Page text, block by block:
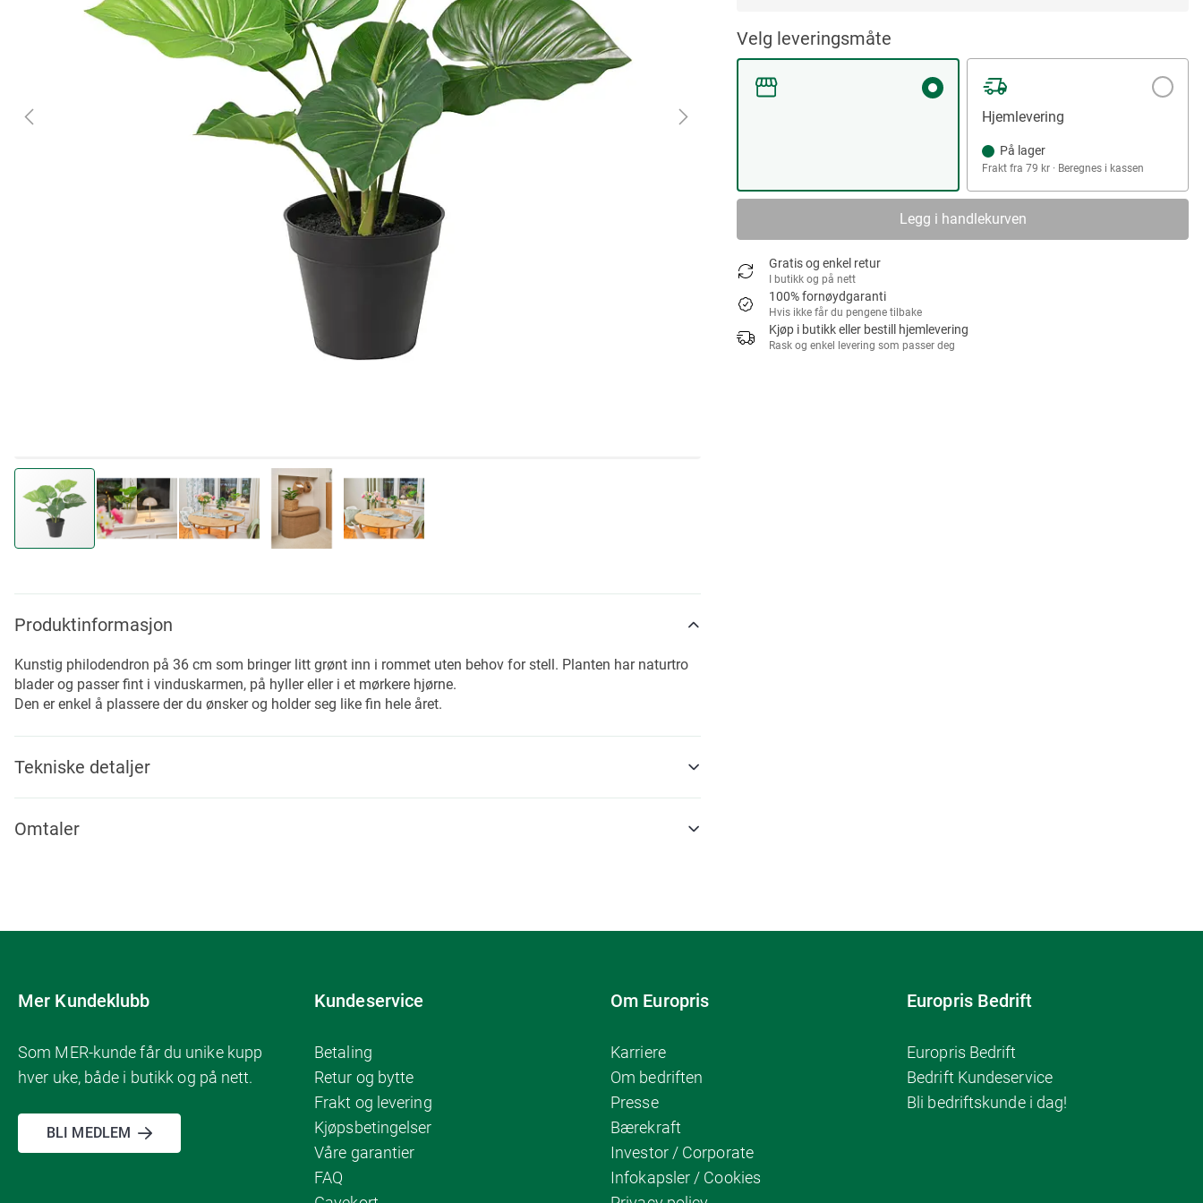
Velg leveringsmåte
Hjemlevering
På lager
Frakt fra 79 kr · Beregnes i kassen
Legg i handlekurven
Gratis og enkel retur
I butikk og på nett
100% fornøydgaranti
Hvis ikke får du pengene tilbake
Kjøp i butikk eller bestill hjemlevering
Rask og enkel levering som passer deg
the
beginning
the
images
gallery
Produktinformasjon
Kunstig philodendron på 36 cm som bringer litt grønt inn i rommet uten behov for stell. Planten har naturtro
blader og passer fint i vinduskarmen, på hyller eller i et mørkere hjørne.
Den er enkel å plassere der du ønsker og holder seg like fin hele året.
Tekniske detaljer
Omtaler
Mer Kundeklubb
Som MER-kunde får du unike kupp
hver uke, både i butikk og på nett.
BLI MEDLEM
Kundeservice
Betaling
Retur og bytte
Frakt og levering
Kjøpsbetingelser
Våre garantier
FAQ
Om Europris
Karriere
Om bedriften
Presse
Bærekraft
Investor / Corporate
Infokapsler / Cookies
Europris Bedrift
Europris Bedrift
Bedrift Kundeservice
Bli bedriftskunde i dag!